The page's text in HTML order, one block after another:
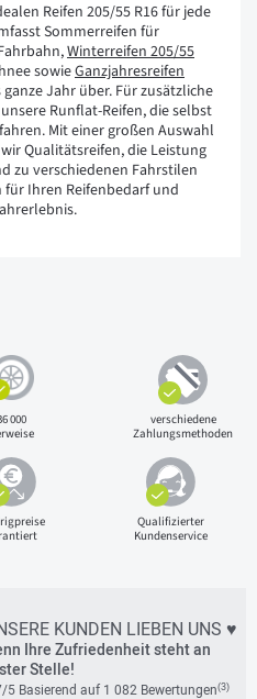
Reifen 205/55 R16 für jede
Sommerreifen für
Winterreifen 205/55
sowieGanzjahresreifen
Jahr über. Für zusätzliche
Runflat-Reifen, die selbst
Mit einer großen Auswahl
Qualitätsreifen, die Leistung
zu verschiedenen Fahrstilen
für Ihren Reifenbedarf und
000
verschiedene
Zahlungsmethoden
Qualifizierter
Kundenservice
KUNDEN LIEBEN UNS ♥
Ihre Zufriedenheit steht an
Stelle!
5 Basierend auf 1 082 Bewertungen(3)